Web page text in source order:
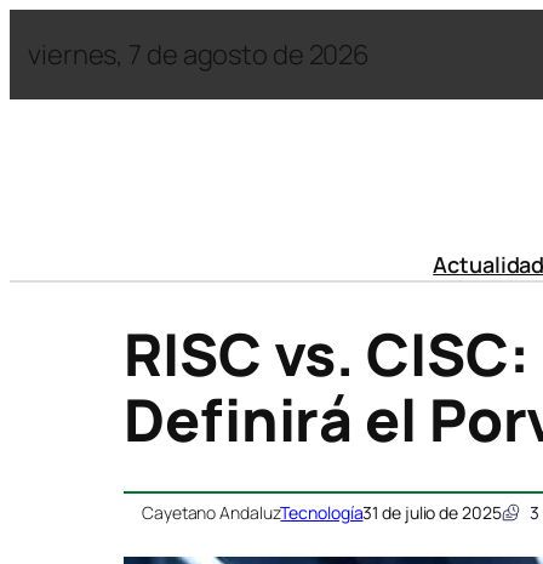
viernes, 7 de agosto de 2026
RISC vs.
Definirá el
Cayetano AndaluzTecnología31 de julio de 2025 3